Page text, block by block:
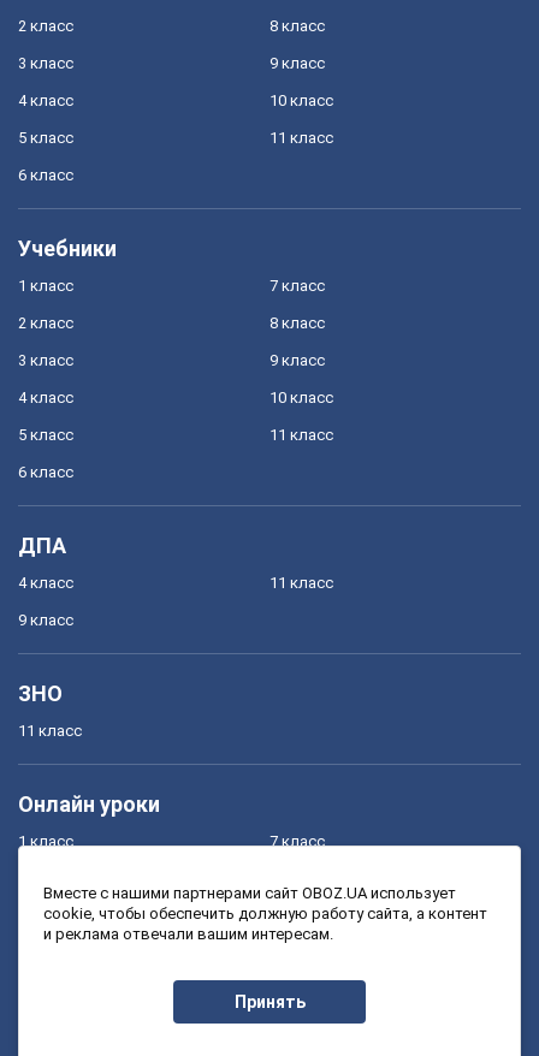
2 класс
3 класс
4 класс
5 класс
6 класс
8 класс
9 класс
10 класс
11 класс
Учебники
1 класс
2 класс
3 класс
4 класс
5 класс
6 класс
7 класс
8 класс
9 класс
10 класс
11 класс
ДПА
4 класс
9 класс
11 класс
ЗНО
11 класс
Онлайн уроки
1 класс
3 класс
7 класс
9 класс
Вместе с нашими партнерами сайт OBOZ.UA использует
cookie, чтобы обеспечить должную работу сайта, а контент
и реклама отвечали вашим интересам.
Принять